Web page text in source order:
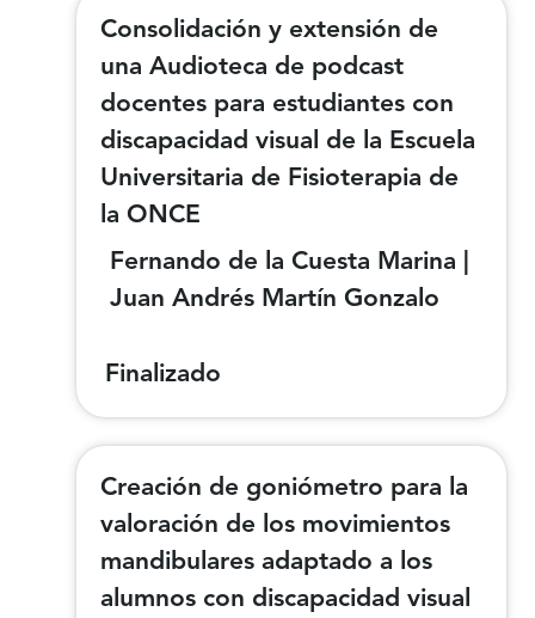
Consolidación y extensión de
una Audioteca de podcast
docentes para estudiantes con
discapacidad visual de la Escuela
Universitaria de Fisioterapia de
la ONCE
Fernando de la Cuesta Marina |
Juan Andrés Martín Gonzalo
Finalizado
Creación de goniómetro para la
valoración de los movimientos
mandibulares adaptado a los
alumnos con discapacidad visual